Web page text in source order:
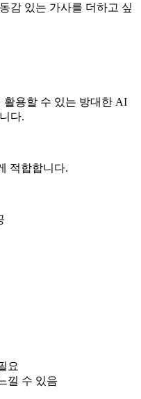
감 있는 가사를 더하고 싶
활용할 수 있는 방대한 AI
다.
적합합니다.
요
낄 수 있음